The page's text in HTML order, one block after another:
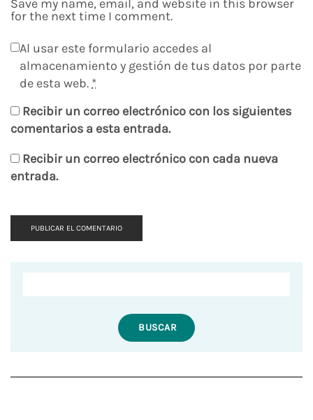
Save my name, email, and website in this browser
for the next time I comment.
Al usar este formulario accedes al
almacenamiento y gestión de tus datos por parte
de esta web. *
Recibir un correo electrónico con los siguientes
comentarios a esta entrada.
Recibir un correo electrónico con cada nueva
entrada.